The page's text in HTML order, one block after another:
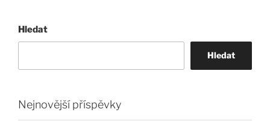
Hledat
Hledat
Nejnovější příspěvky